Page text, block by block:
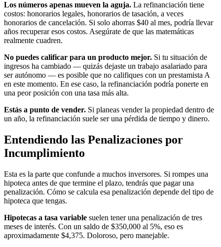
Los números apenas mueven la aguja. La refinanciación tiene
costos: honorarios legales, honorarios de tasación, a veces
honorarios de cancelación. Si solo ahorras $40 al mes, podría llevar
años recuperar esos costos. Asegúrate de que las matemáticas
realmente cuadren.
No puedes calificar para un producto mejor. Si tu situación de
ingresos ha cambiado — quizás dejaste un trabajo asalariado para
ser autónomo — es posible que no califiques con un prestamista A
en este momento. En ese caso, la refinanciación podría ponerte en
una peor posición con una tasa más alta.
Estás a punto de vender. Si planeas vender la propiedad dentro de
un año, la refinanciación suele ser una pérdida de tiempo y dinero.
Entendiendo las Penalizaciones por
Incumplimiento
Esta es la parte que confunde a muchos inversores. Si rompes una
hipoteca antes de que termine el plazo, tendrás que pagar una
penalización. Cómo se calcula esa penalización depende del tipo de
hipoteca que tengas.
Hipotecas a tasa variable suelen tener una penalización de tres
meses de interés. Con un saldo de $350,000 al 5%, eso es
aproximadamente $4,375. Doloroso, pero manejable.